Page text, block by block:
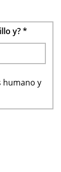
y?*
humano y